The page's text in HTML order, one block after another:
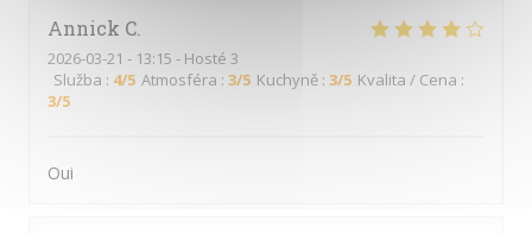
Annick C
2026-03-21 - 13:15 - Hosté 3
Služba : 4/5 Atmosféra : 3/5 Kuchyně : 3/5 Kvalita / Cena :
3/5
Oui